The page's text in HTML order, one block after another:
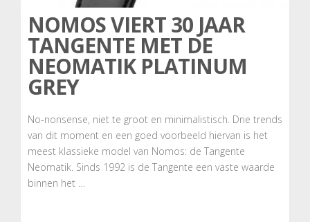
NOMOS VIERT 30 JAAR
TANGENTE MET DE
NEOMATIK PLATINUM
GREY
No-nonsense, niet te groot en minimalistisch. Drie trends
van dit moment en een goed voorbeeld hiervan is het
meest klassieke model van Nomos: de Tangente
Neomatik. Sinds 1992 is de Tangente een vaste waarde
binnen het …